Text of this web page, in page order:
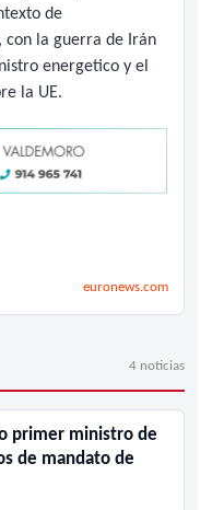
de
la guerra de Irán
energetico y el
la UE.
euronews.com
4 noticias
primer ministro de
de mandato de